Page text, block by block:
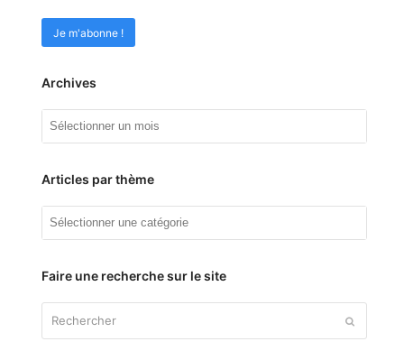
Archives
Articles par thème
Articles
Faire une recherche sur le site